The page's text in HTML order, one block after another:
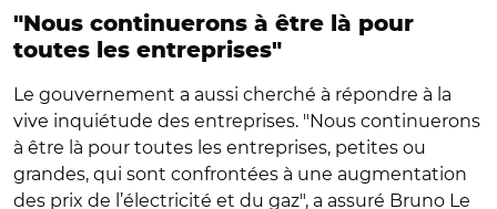
"Nous continuerons à être là pour
toutes les entreprises"
Le gouvernement a aussi cherché à répondre à la
vive inquiétude des entreprises. "Nous continuerons
à être là pour toutes les entreprises, petites ou
grandes, qui sont confrontées à une augmentation
des prix de l’électricité et du gaz", a assuré Bruno Le